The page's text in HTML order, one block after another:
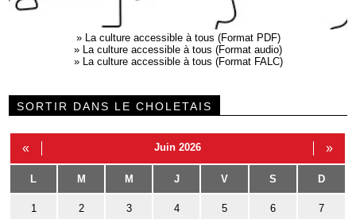
»
La culture accessible à tous (Format PDF)
»
La culture accessible à tous (Format audio)
»
La culture accessible à tous (Format FALC)
SORTIR DANS LE CHOLETAIS
« Juin 2026 »
L M M J V S D
1 2 3 4 5 6 7